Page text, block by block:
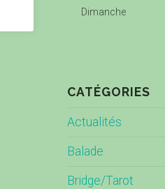
Dimanche
CATÉGORIES
Actualités
Balade
Bridge/Tarot